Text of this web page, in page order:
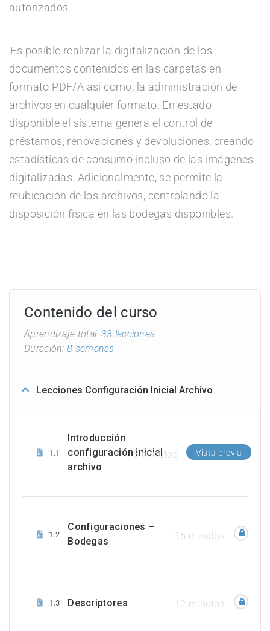
autorizados.
Es posible realizar la digitalización de los
documentos contenidos en las carpetas en
formato PDF/A así como, la administración de
archivos en cualquier formato. En estado
disponible el sistema genera el control de
préstamos, renovaciones y devoluciones, creando
estadísticas de consumo incluso de las imágenes
digitalizadas. Adicionalmente, se permite la
reubicación de los archivos, controlando la
disposición física en las bodegas disponibles.
Contenido del curso
Aprendizaje total: 33 lecciones
Duración: 8 semanas
Lecciones Configuración Inicial Archivo
1.1
Introducción
configuración inicial
archivo
3 minutos Vista previa
1.2
Configuraciones –
Bodegas
15 minutos
1.3 Descriptores 12 minutos